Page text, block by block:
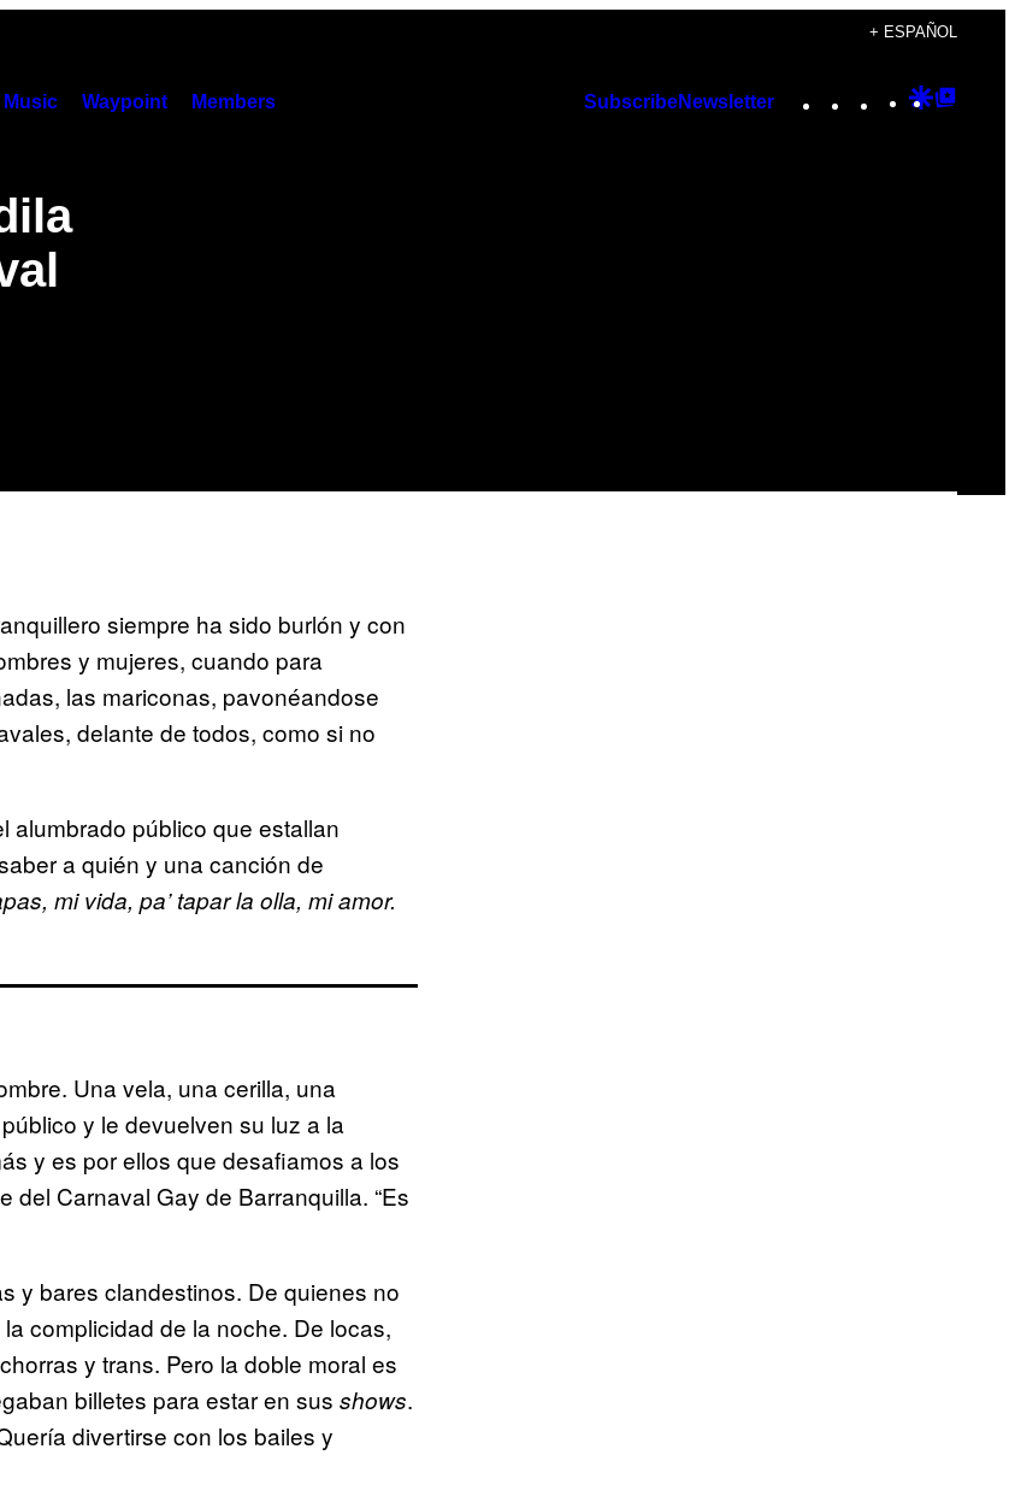
+ ESPAÑOL
Music Waypoint Members SubscribeNewsletter Instagram
TikTok
YouTube
Google
siempre ha sido burlón y con
y mujeres, cuando para
las mariconas, pavonéandose
delante de todos, como si no
alumbrado público que estallan
a quién y una canción de
mi vida, pa’ tapar la olla, mi amor.
Una vela, una cerilla, una
y le devuelven su luz a la
y es por ellos que desafiamos a los
del Carnaval Gay de Barranquilla. “Es
y bares clandestinos. De quienes no
complicidad de la noche. De locas,
y trans. Pero la doble moral es
billetes para estar en sus shows.
divertirse con los bailes y